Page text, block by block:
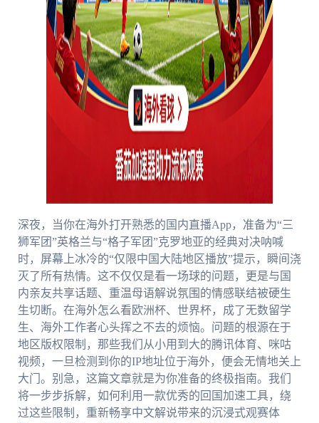
深夜，当你在海外打开熟悉的国内直播App，准备为“三
狮军团”英格兰与“格子军团”克罗地亚的经典对决呐喊
时，屏幕上冰冷的“仅限中国大陆地区播放”提示，瞬间浇
灭了所有热情。这不仅仅是看一场球的问题，更是与国
内亲友共享话题、重温母语解说氛围的情感联结被硬生
生切断。在海外怎么看欧洲杯、世界杯，成了无数留学
生、海外工作者心头挥之不去的烦恼。问题的根源在于
地区版权限制，那些我们从小用到大的腾讯体育、咪咕
视频，一旦检测到你的IP地址位于海外，便会无情地关上
大门。别急，这篇文章就是为你准备的终极指南。我们
将一步步拆解，如何利用一款优秀的回国加速工具，绕
过这些限制，重新畅享中文解说带来的沉浸式观赛体